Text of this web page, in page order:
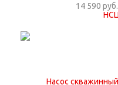
14 590 руб.